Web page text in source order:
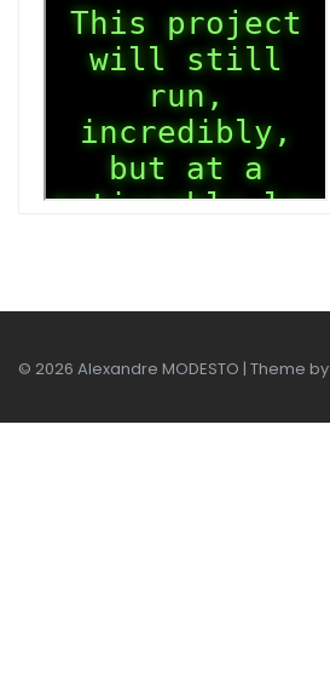
© 2026 Alexandre MODESTO | Theme by